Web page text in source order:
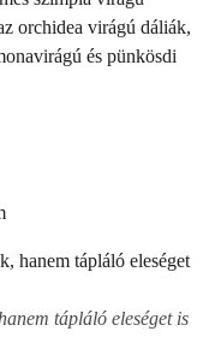
orchidea virágú dáliák,
és pünkösdi
tápláló eleséget is